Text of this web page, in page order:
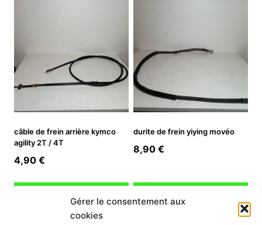
Gérer le consentement aux
cookies
câble de frein arrière kymco
agility 2T / 4T
4,90 €
Ajouter au panier
durite de frein yiying movéo
8,90 €
Ajouter au panier